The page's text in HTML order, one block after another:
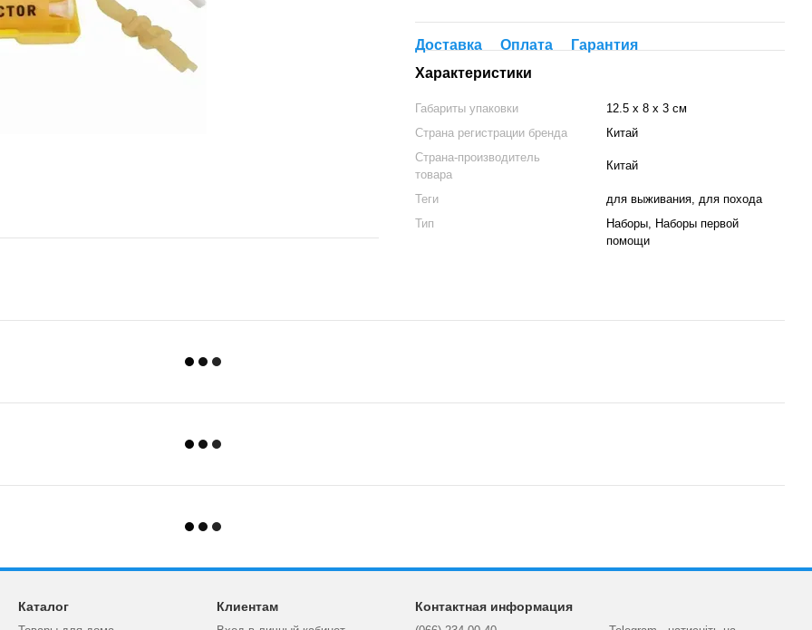
Доставка Оплата
Гарантия
Характеристики
Габариты упаковки
12.5 x 8 x 3 см
Страна регистрации бренда
Китай
Страна-производитель
товара
Китай
Теги
для выживания, для похода
Тип
Наборы, Наборы первой
помощи
Каталог Клиентам Контактная информация